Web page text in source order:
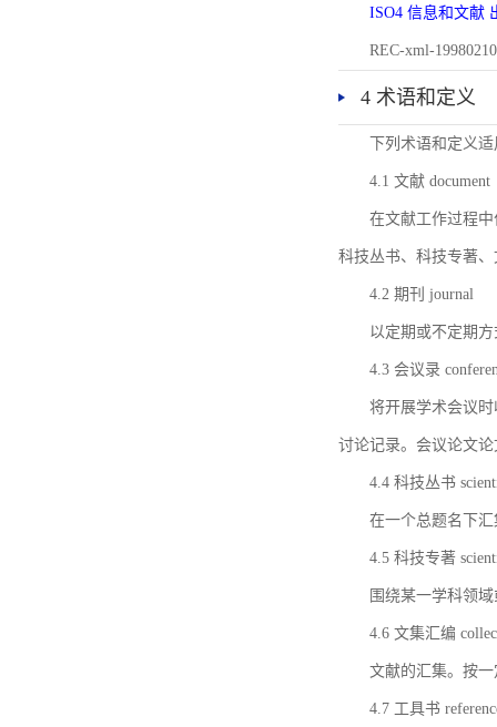
ISO4 信息和文献
REC-xml-
4 术语和定义
下列术语和定义
4.1 文献 document
在文献工作过程
科技丛书、科技专著
4.2 期刊 journal
以定期或不定期
4.3 会议录
将开展学术会议
讨论记录。会议论文
4.4 科技丛书
在一个总题名下
4.5 科技专著
围绕某一学科领
4.6 文集汇编
文献的汇集。按
4.7 工具书